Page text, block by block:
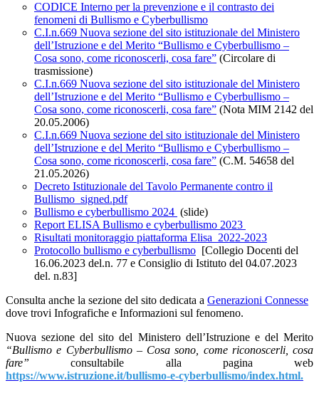
CODICE Interno per la prevenzione e il contrasto dei
fenomeni di Bullismo e Cyberbullismo
C.I.n.669 Nuova sezione del sito istituzionale del Ministero
dell’Istruzione e del Merito “Bullismo e Cyberbullismo –
Cosa sono, come riconoscerli, cosa fare” (Circolare di
trasmissione)
C.I.n.669 Nuova sezione del sito istituzionale del Ministero
dell’Istruzione e del Merito “Bullismo e Cyberbullismo –
Cosa sono, come riconoscerli, cosa fare” (Nota MIM 2142 del
20.05.2006)
C.I.n.669 Nuova sezione del sito istituzionale del Ministero
dell’Istruzione e del Merito “Bullismo e Cyberbullismo –
Cosa sono, come riconoscerli, cosa fare” (C.M. 54658 del
21.05.2026)
Decreto Istituzionale del Tavolo Permanente contro il
Bullismo_signed.pdf
Bullismo e cyberbullismo 2024 (slide)
Report ELISA Bullismo e cyberbullismo 2023
Risultati monitoraggio piattaforma Elisa 2022-2023
Protocollo bullismo e cyberbullismo [Collegio Docenti del
16.06.2023 del.n. 77 e Consiglio di Istituto del 04.07.2023
del. n.83]
Consulta anche la sezione del sito dedicata a Generazioni Connesse
dove trovi Infografiche e Informazioni sul fenomeno.
Nuova sezione del sito del Ministero dell’Istruzione e del Merito
“Bullismo e Cyberbullismo – Cosa sono, come riconoscerli, cosa
fare”consultabile alla pagina web
https://www.istruzione.it/bullismo-e-cyberbullismo/index.html.